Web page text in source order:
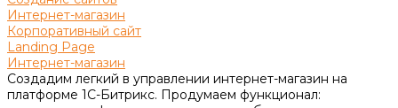
Интернет-магазин
Корпоративный сайт
Landing Page
Интернет-магазин
Создадим легкий в управлении интернет-магазин на
платформе 1С-Битрикс. Продумаем функционал: